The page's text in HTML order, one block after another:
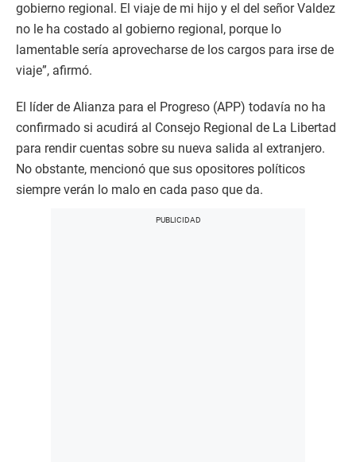
gobierno regional. El viaje de mi hijo y el del señor Valdez
no le ha costado al gobierno regional, porque lo
lamentable sería aprovecharse de los cargos para irse de
viaje”, afirmó.
El líder de Alianza para el Progreso (APP) todavía no ha
confirmado si acudirá al Consejo Regional de La Libertad
para rendir cuentas sobre su nueva salida al extranjero.
No obstante, mencionó que sus opositores políticos
siempre verán lo malo en cada paso que da.